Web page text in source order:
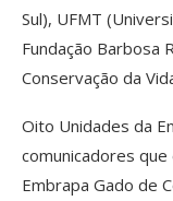
Sul), UFMT
Fundação Barbosa
Conservação da
Oito Unidades da
comunicadores que
Embrapa Gado de